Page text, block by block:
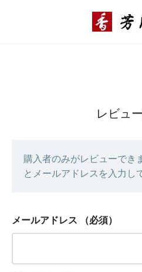
レビュ
購入者のみがレビューでき
とメールアドレスを入力し
メールアドレス （必須）